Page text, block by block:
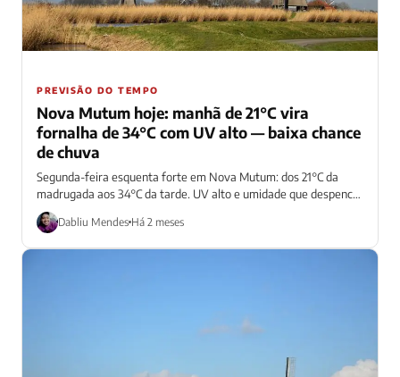
PREVISÃO DO TEMPO
Nova Mutum hoje: manhã de 21°C vira
fornalha de 34°C com UV alto — baixa chance
de chuva
Segunda-feira esquenta forte em Nova Mutum: dos 21°C da
madrugada aos 34°C da tarde. UV alto e umidade que despenca
dos 83%...
Dabliu Mendes Há 2 meses